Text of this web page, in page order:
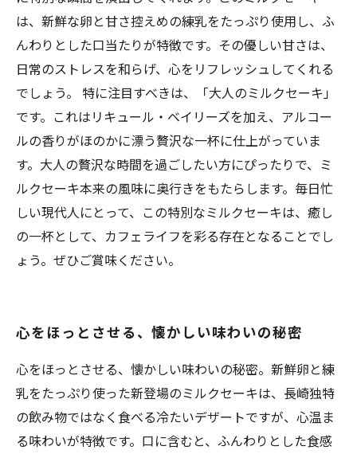
は、新鮮な卵と甘さ控えめの練乳をたっぷり使用し、ふ
んわりとした口当たりが特徴です。その優しい甘さは、
日常のストレスを和らげ、心をリフレッシュしてくれる
でしょう。 特に注目すべきは、「大人のミルクセーキ」
です。これはリキュール・ベイリーズを加え、アルコー
ルの香りがほのかに漂う贅沢な一杯に仕上がっていま
す。大人の贅沢な時間を過ごしたい方にぴったりで、ミ
ルクセーキ本来の風味に奥行きをもたらします。毎日忙
しい現代人にとって、この特別なミルクセーキは、癒し
の一杯として、カフェライフを彩る存在となることでし
ょう。ぜひご賞味ください。
心をほっとさせる、懐かしい味わいの秘密
心をほっとさせる、懐かしい味わいの秘密。新鮮卵と練
乳をたっぷり使った新登場のミルクセーキは、長崎独特
の飲み物ではなく食べる冷たいデザートですが、心温ま
る味わいが特徴です。口に含むと、ふんわりとした食感